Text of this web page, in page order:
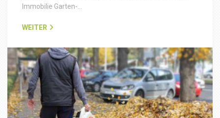
Immobilie Garten-…
WEITER